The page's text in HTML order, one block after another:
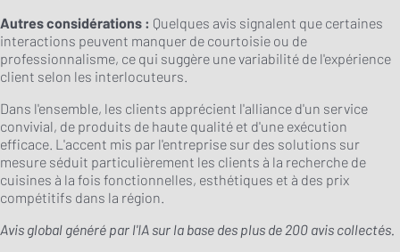
Autres considérations : Quelques avis signalent que certaines
interactions peuvent manquer de courtoisie ou de
professionnalisme, ce qui suggère une variabilité de l'expérience
client selon les interlocuteurs.
Dans l'ensemble, les clients apprécient l'alliance d'un service
convivial, de produits de haute qualité et d'une exécution
efficace. L'accent mis par l'entreprise sur des solutions sur
mesure séduit particulièrement les clients à la recherche de
cuisines à la fois fonctionnelles, esthétiques et à des prix
compétitifs dans la région.
Avis global généré par l'IA sur la base des plus de 200 avis collectés.